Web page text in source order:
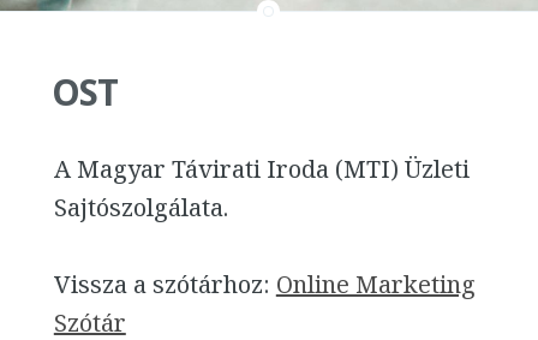
OST
A Magyar Távirati Iroda (MTI) Üzleti
Sajtószolgálata.
Vissza a szótárhoz: Online Marketing
Szótár